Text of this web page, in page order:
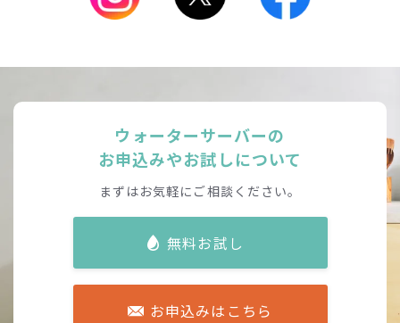
ウォーターサーバーの
お申込みやお試しについて
まずはお気軽にご相談ください。
無料お試し
お申込みはこちら